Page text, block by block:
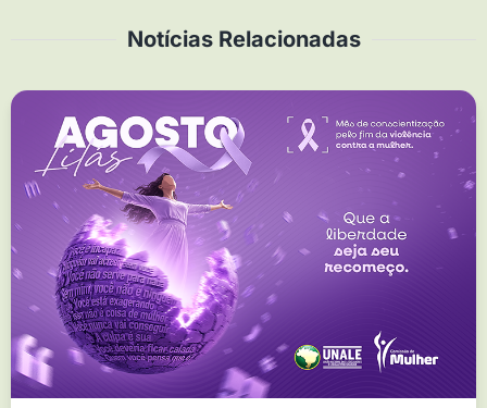
Notícias Relacionadas